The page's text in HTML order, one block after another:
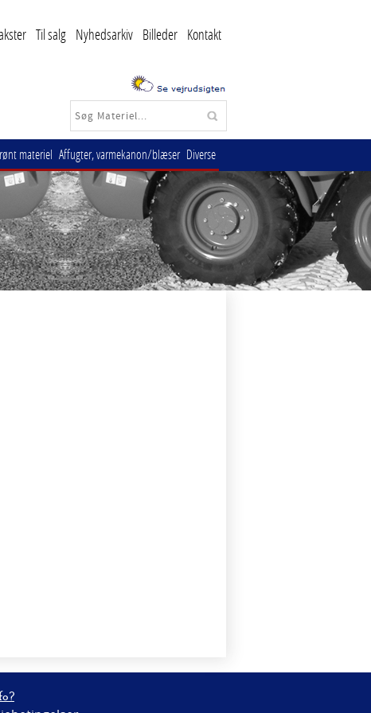
Til salg Nyhedsarkiv Billeder Kontakt
materiel Affugter, varmekanon/blæser Diverse